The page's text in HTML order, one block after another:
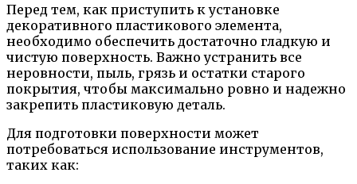
Перед тем, как приступить к установке
декоративного пластикового элемента,
необходимо обеспечить достаточно гладкую и
чистую поверхность. Важно устранить все
неровности, пыль, грязь и остатки старого
покрытия, чтобы максимально ровно и надежно
закрепить пластиковую деталь.
Для подготовки поверхности может
потребоваться использование инструментов,
таких как: